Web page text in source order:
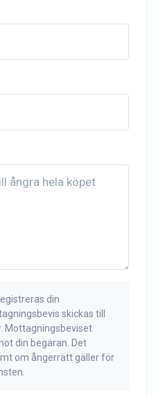
din
skickas till
Mottagningsbeviset
din begäran. Det
om ångerrätt gäller för